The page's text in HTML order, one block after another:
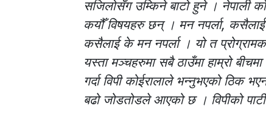
सजिलोसँग उम्किने बाटो हुने । नेपाली
कयौँ विषयहरु छन् । मन नपर्ला, कसैलाई
कसैलाई के मन नपर्ला । यो त
यस्ता मञ्चहरुमा सबै ठाउँमा हाम्रो
गर्दा विपी कोईरालाले भन्नुभएको ठिक
बढो जोडतोडले आएको छ । विपीको